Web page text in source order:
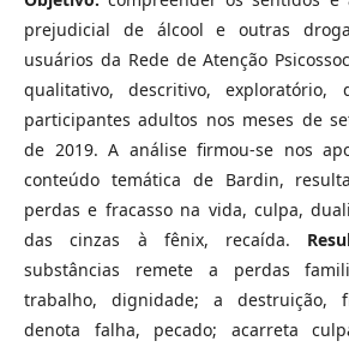
prejudicial de álcool e outras
usuários da Rede de Atenção
qualitativo, descritivo, exploratório,
participantes adultos nos meses de
de 2019. A análise firmou-se nos
conteúdo temática de Bardin,
perdas e fracasso na vida, culpa,
das cinzas à fênix, recaída.
substâncias remete a perdas
trabalho, dignidade; a destruição,
denota falha, pecado; acarreta